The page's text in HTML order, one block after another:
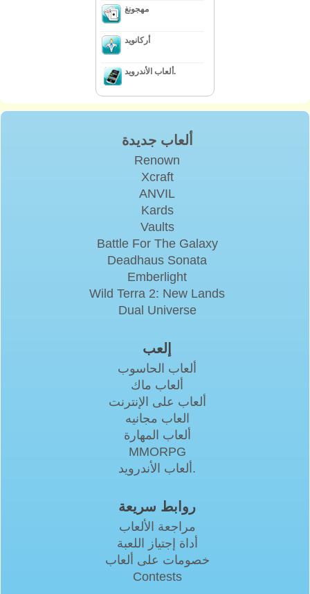
مهجونغ
أركانويد
ألعاب الأندرويد.
ألعاب جديدة
Renown
Xcraft
ANVIL
Kards
Vaults
Battle For The Galaxy
Deadhaus Sonata
Emberlight
Wild Terra 2: New Lands
Dual Universe
إلعب
ألعاب الحاسوب
ألعاب ماك
ألعاب على الإنترنت
العاب مجانيه
ألعاب المهارة
MMORPG
ألعاب الأندرويد.
روابط سريعة
مراجعة الألعاب
أداة إجتياز اللعبة
خصومات على ألعاب
Contests